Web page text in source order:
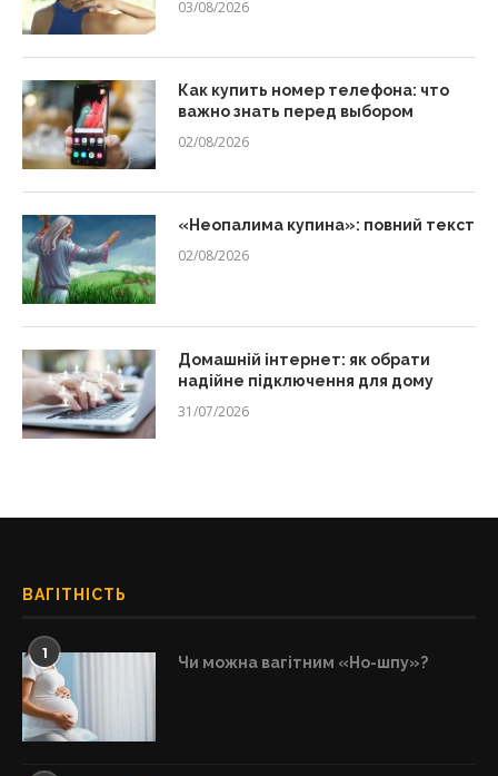
03/08/2026
Как купить номер телефона: что
важно знать перед выбором
02/08/2026
«Неопалима купина»: повний текст
02/08/2026
Домашній інтернет: як обрати
надійне підключення для дому
31/07/2026
ВАГІТНІСТЬ
1 Чи можна вагітним «Но-шпу»?